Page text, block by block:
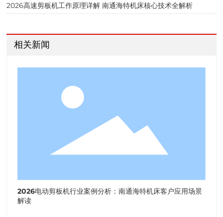
2026高速剪板机工作原理详解 南通海特机床核心技术全解析
相关新闻
2026电动剪板机行业案例分析：南通海特机床客户应用场景
解读